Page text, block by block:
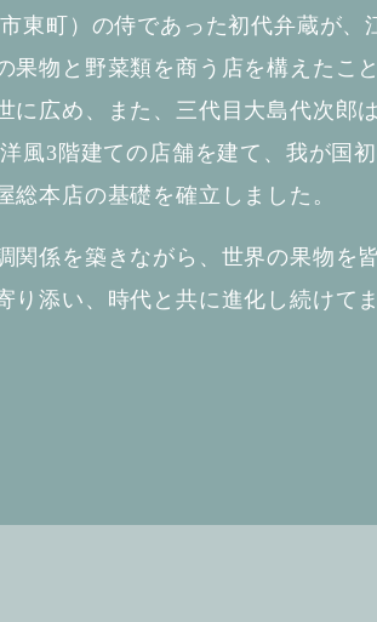
東町）の侍であった初代弁蔵が
果物と野菜類を商う店を構えたこ
に広め、また、三代目大島代次郎
風3階建ての店舗を建て、我が国
本店の基礎を確立しました。
関係を築きながら、世界の果物を
添い、時代と共に進化し続けて